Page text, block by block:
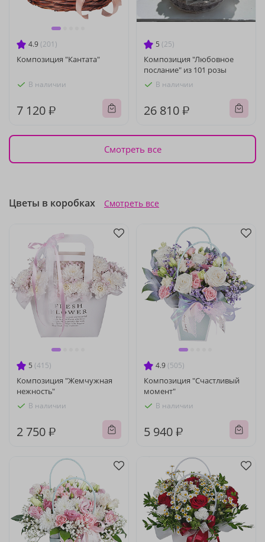
4.9 (201)
Композиция "Кантата"
В наличии
7 120 ₽
5 (25)
Композиция "Любовное
послание" из 101 розы
В наличии
26 810 ₽
Смотреть все
Цветы в коробках Смотреть все
5 (415)
Композиция "Жемчужная
нежность"
В наличии
2 750 ₽
4.9 (505)
Композиция "Счастливый
момент"
В наличии
5 940 ₽